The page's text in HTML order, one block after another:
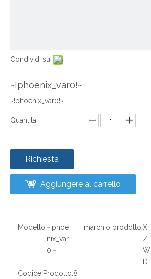
Condividi su:
~!phoenix_var0!~
~!phoenix_var0!~
Quantità:
Richiesta
Aggiungere al carrello
Modello:~!phoe
nix_var
0!~
marchio prodotto:X
Z
W
D
Codice Prodotto:8